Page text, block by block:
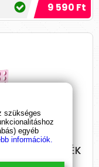
9 590 Ft
KÉSZÜLT JÁTÉK
szükséges
egyéb
információk.